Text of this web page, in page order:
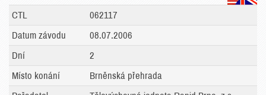
CTL
062117
Datum závodu
08.07.2006
Dní
2
Místo konání
Brněnská přehrada